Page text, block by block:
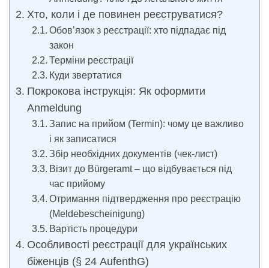
Хто, коли і де повинен реєструватися?
Обов’язок з реєстрації: хто підпадає під
закон
Терміни реєстрації
Куди звертатися
Покрокова інструкція: Як оформити
Anmeldung
Запис на прийом (Termin): чому це важливо
і як записатися
Збір необхідних документів (чек-лист)
Візит до Bürgeramt – що відбувається під
час прийому
Отримання підтвердження про реєстрацію
(Meldebescheinigung)
Вартість процедури
Особливості реєстрації для українських
біженців (§ 24 AufenthG)